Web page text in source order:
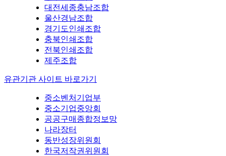
대전세종충남조합
울산경남조합
경기도인쇄조합
충북인쇄조합
전북인쇄조합
제주조합
유관기관 사이트 바로가기
중소벤처기업부
중소기업중앙회
공공구매종합정보망
나라장터
동반성장위원회
한국저작권위원회